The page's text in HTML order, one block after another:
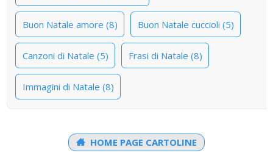
Buon Natale amore (8) Buon Natale cuccioli (5)
Canzoni di Natale (5) Frasi di Natale (8)
Immagini di Natale (8)
HOME PAGE CARTOLINE